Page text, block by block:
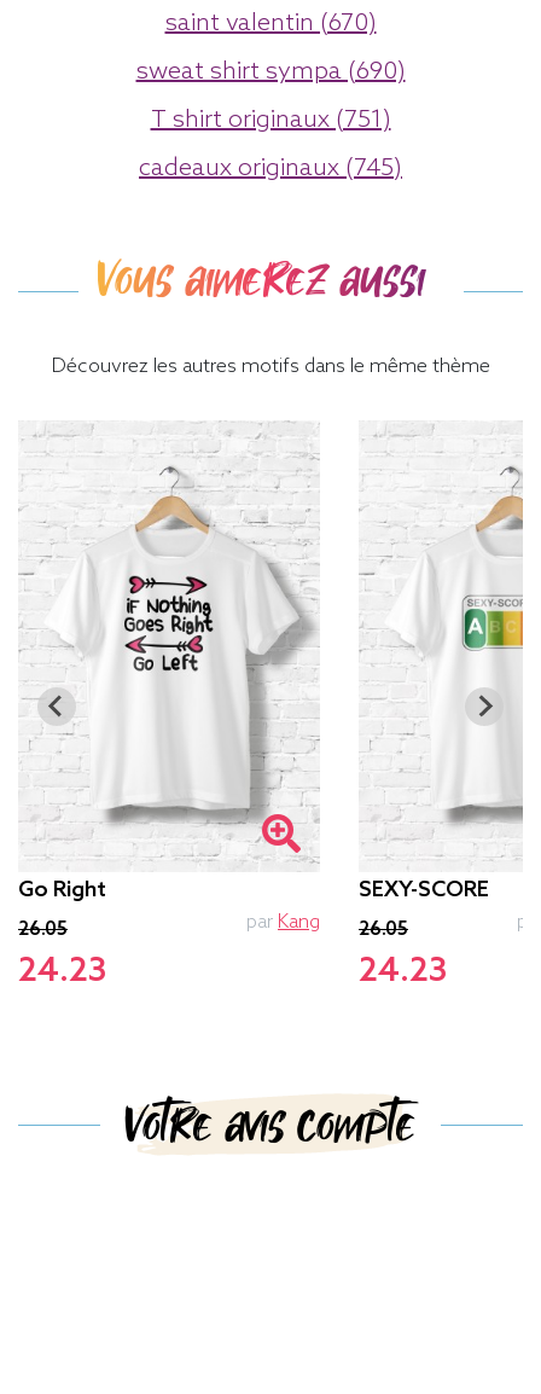
saint valentin (670)
sweat shirt sympa (690)
T shirt originaux (751)
cadeaux originaux (745)
Vous aimerez aussi
Découvrez les autres motifs dans le même thème
Go Right
26.05
24.23
par Kang
SEXY-SCORE
26.05
24.23
Votre avis compte